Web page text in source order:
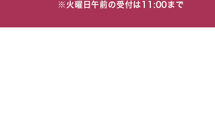
※火曜日午前の受付は11:00まで